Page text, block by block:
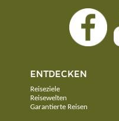
ENTDECKEN
Reiseziele
Reisewelten
Garantierte Reisen